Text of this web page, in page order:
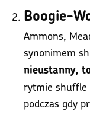
Boogie-
Ammons,
synonimem
nieustanny,
rytmie shuffle
podczas gdy